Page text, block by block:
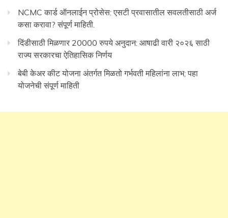
NCMC कार्ड ऑनलाईन प्रोसेस: एसटी प्रवासातील सवलतीसाठी अर्ज
कसा करावा? संपूर्ण माहिती.
दिंडीसाठी मिळणार 20000 रुपये अनुदान: आषाढी वारी २०२६ साठी
राज्य सरकारचा ऐतिहासिक निर्णय
बेबी केअर कीट योजना अंतर्गत मिळतो गर्भवती महिलांना लाभ; पहा
योजनेची संपूर्ण माहिती